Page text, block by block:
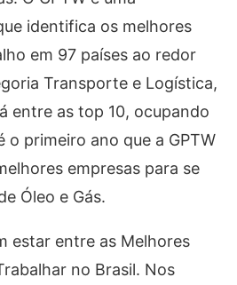
identifica os melhores
em 97 países ao redor
Transporte e Logística,
entre as top 10, ocupando
o primeiro ano que a GPTW
empresas para se
Óleo e Gás.
estar entre as Melhores
no Brasil. Nos